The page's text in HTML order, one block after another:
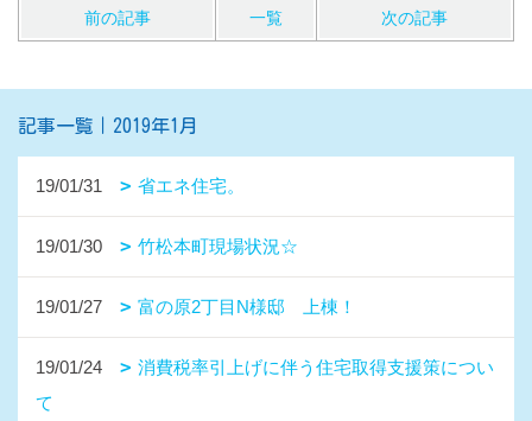
前の記事 一覧 次の記事
記事一覧｜2019年1月
19/01/31 省エネ住宅。
19/01/30 竹松本町現場状況☆
19/01/27 富の原2丁目N様邸 上棟！
19/01/24
消費税率引上げに伴う住宅取得支援策につい
て